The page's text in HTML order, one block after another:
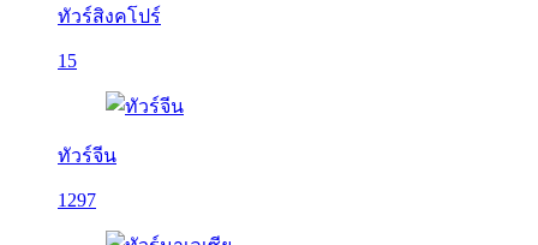
ทัวร์สิงคโปร์
15
ทัวร์จีน
1297